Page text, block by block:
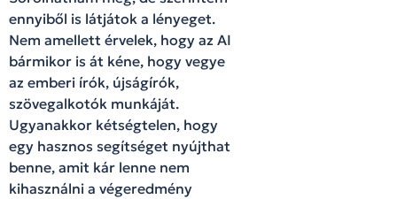
ennyiből is látjátok a lényeget.
Nem amellett érvelek, hogy az AI
bármikor is át kéne, hogy vegye
az emberi írók, újságírók,
szövegalkotók munkáját.
Ugyanakkor kétségtelen, hogy
egy hasznos segítséget nyújthat
benne, amit kár lenne nem
kihasználni a végeredmény